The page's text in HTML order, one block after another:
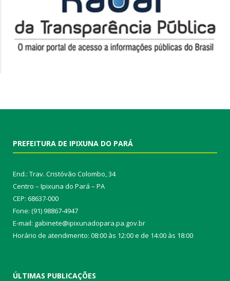
PREFEITURA DE IPIXUNA DO PARÁ
End.: Trav. Cristóvão Colombo, 34
Centro – Ipixuna do Pará – PA
CEP: 68637-000
Fone: (91) 98867-4947
E-mail: gabinete@ipixunadopara.pa.gov.br
Horário de atendimento: 08:00 às 12:00 e de 14:00 às 18:00
ÚLTIMAS PUBLICAÇÕES